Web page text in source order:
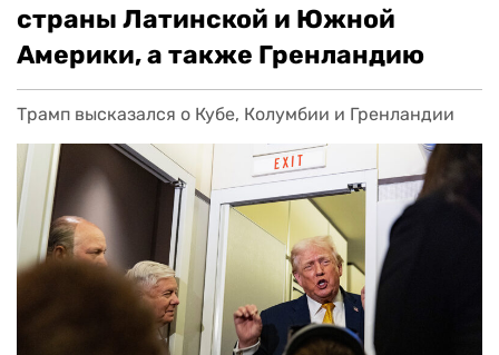
страны Латинской и Южной
Америки, а также Гренландию
Трамп высказался о Кубе, Колумбии и Гренландии